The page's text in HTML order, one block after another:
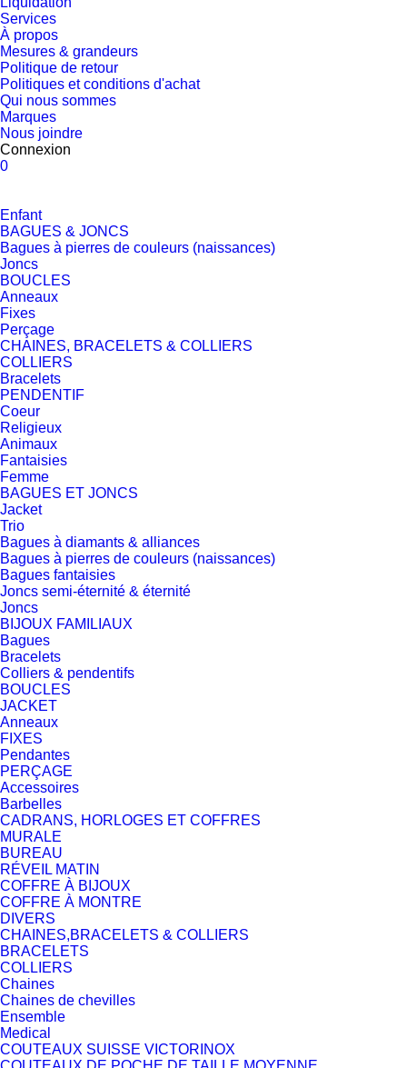
Services
À propos
Mesures & grandeurs
Politique de retour
Politiques et conditions d'achat
Qui nous sommes
Marques
Nous joindre
Connexion
0
Enfant
BAGUES & JONCS
Bagues à pierres de couleurs (naissances)
Joncs
BOUCLES
Anneaux
Fixes
Perçage
CHAINES, BRACELETS & COLLIERS
COLLIERS
Bracelets
PENDENTIF
Coeur
Religieux
Animaux
Fantaisies
Femme
BAGUES ET JONCS
Jacket
Trio
Bagues à diamants & alliances
Bagues à pierres de couleurs (naissances)
Bagues fantaisies
Joncs semi-éternité & éternité
Joncs
BIJOUX FAMILIAUX
Bagues
Bracelets
Colliers & pendentifs
BOUCLES
JACKET
Anneaux
FIXES
Pendantes
PERÇAGE
Accessoires
Barbelles
CADRANS, HORLOGES ET COFFRES
MURALE
BUREAU
RÉVEIL MATIN
COFFRE À BIJOUX
COFFRE À MONTRE
DIVERS
CHAINES,BRACELETS & COLLIERS
BRACELETS
COLLIERS
Chaines
Chaines de chevilles
Ensemble
Medical
COUTEAUX SUISSE VICTORINOX